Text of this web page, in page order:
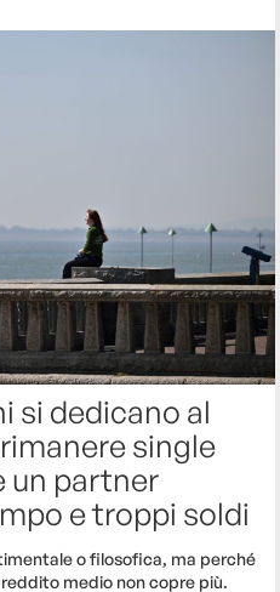
si dedicano al
single
un partner
e troppi soldi
o filosofica, ma perché
medio non copre più.